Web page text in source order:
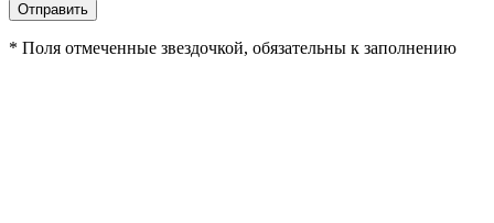
Отправить
* Поля отмеченные звездочкой, обязательны к заполнению